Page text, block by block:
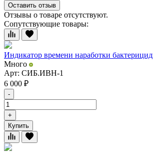
Оставить отзыв
Отзывы о товаре отсутствуют.
Сопутствующие товары:
Индикатор времени наработки
Много
Арт: СИБ.ИВН-1
6 000 ₽
-
+
Купить